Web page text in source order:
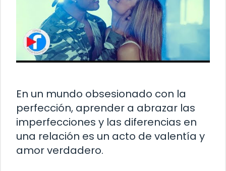
En un mundo obsesionado con la
perfección, aprender a abrazar las
imperfecciones y las diferencias en
una relación es un acto de valentía y
amor verdadero.